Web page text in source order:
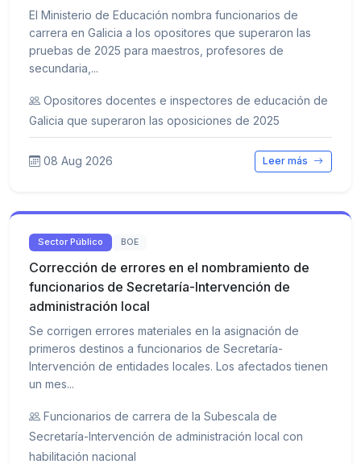
El Ministerio de Educación nombra funcionarios de
carrera en Galicia a los opositores que superaron las
pruebas de 2025 para maestros, profesores de
secundaria,...
Opositores docentes e inspectores de educación de
Galicia que superaron las oposiciones de 2025
08 Aug 2026 Leer más
Sector Público BOE
Corrección de errores en el nombramiento de
funcionarios de Secretaría-Intervención de
administración local
Se corrigen errores materiales en la asignación de
primeros destinos a funcionarios de Secretaría-
Intervención de entidades locales. Los afectados tienen
un mes...
Funcionarios de carrera de la Subescala de
Secretaría-Intervención de administración local con
habilitación nacional